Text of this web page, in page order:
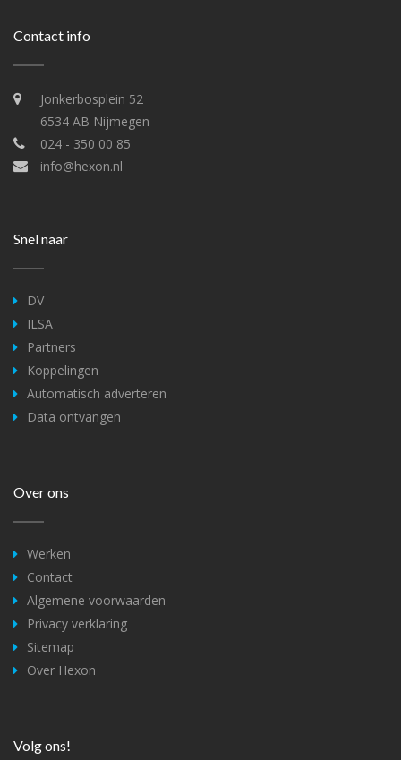
Contact info
Jonkerbosplein 52
6534 AB Nijmegen
024 - 350 00 85
info@hexon.nl
Snel naar
DV
ILSA
Partners
Koppelingen
Automatisch adverteren
Data ontvangen
Over ons
Werken
Contact
Algemene voorwaarden
Privacy verklaring
Sitemap
Over Hexon
Volg ons!